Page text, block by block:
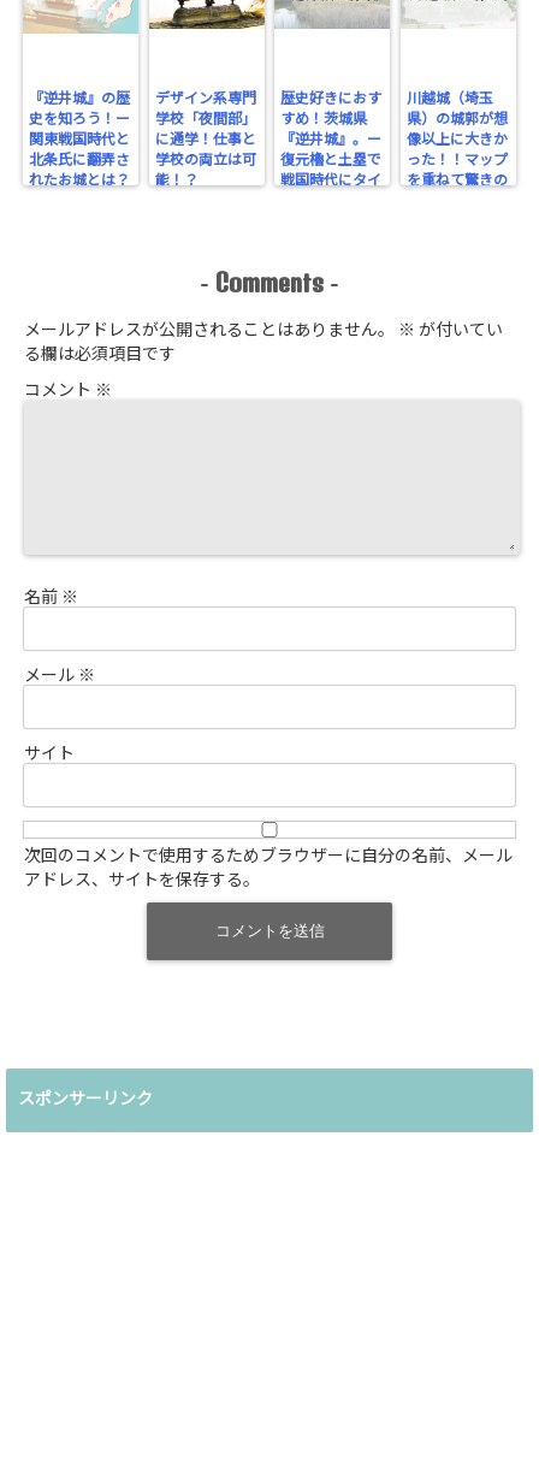
『逆井城』の歴
史を知ろう！ー
関東戦国時代と
北条氏に翻弄さ
れたお城とは？
デザイン系専門
学校「夜間部」
に通学！仕事と
学校の両立は可
能！？
歴史好きにおす
すめ！茨城県
『逆井城』。ー
復元櫓と土塁で
戦国時代にタイ
川越城（埼玉
県）の城郭が想
像以上に大きか
った！！マップ
を重ねて驚きの
- Comments -
メールアドレスが公開されることはありません。 ※ が付いてい
る欄は必須項目です
コメント ※
名前 ※
メール ※
サイト
次回のコメントで使用するためブラウザーに自分の名前、メール
アドレス、サイトを保存する。
スポンサーリンク